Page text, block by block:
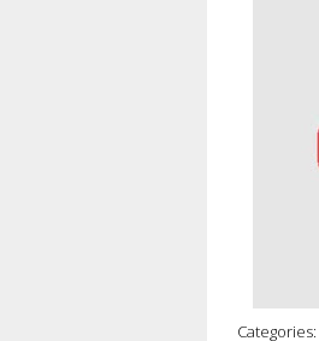
Categories: